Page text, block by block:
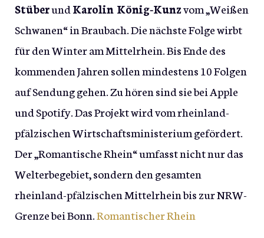
StüberundKarolin König-Kunzvom „Weißen
Schwanen“ in Braubach. Die nächste Folge wirbt
für den Winter am Mittelrhein. Bis Ende des
kommenden Jahren sollen mindestens 10 Folgen
auf Sendung gehen. Zu hören sind sie bei Apple
und Spotify. Das Projekt wird vom rheinland-
pfälzischen Wirtschaftsministerium gefördert.
Der „Romantische Rhein“ umfasst nicht nur das
Welterbegebiet, sondern den gesamten
rheinland-pfälzischen Mittelrhein bis zur NRW-
Grenze bei Bonn.Romantischer Rhein